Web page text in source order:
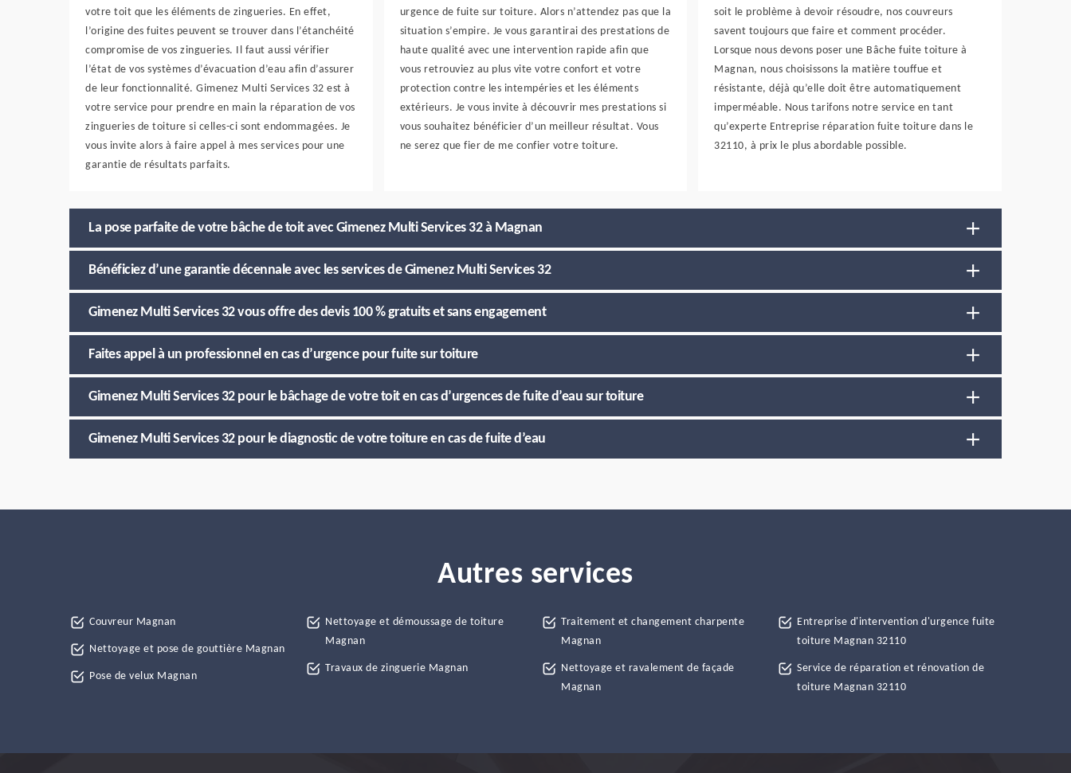
votre toit que les éléments de zingueries. En effet,
l’origine des fuites peuvent se trouver dans l’étanchéité
compromise de vos zingueries. Il faut aussi vérifier
l’état de vos systèmes d’évacuation d’eau afin d’assurer
de leur fonctionnalité. Gimenez Multi Services 32 est à
votre service pour prendre en main la réparation de vos
zingueries de toiture si celles-ci sont endommagées. Je
vous invite alors à faire appel à mes services pour une
garantie de résultats parfaits.
urgence de fuite sur toiture. Alors n’attendez pas que la
situation s’empire. Je vous garantirai des prestations de
haute qualité avec une intervention rapide afin que
vous retrouviez au plus vite votre confort et votre
protection contre les intempéries et les éléments
extérieurs. Je vous invite à découvrir mes prestations si
vous souhaitez bénéficier d’un meilleur résultat. Vous
ne serez que fier de me confier votre toiture.
soit le problème à devoir résoudre, nos couvreurs
savent toujours que faire et comment procéder.
Lorsque nous devons poser une Bâche fuite toiture à
Magnan, nous choisissons la matière touffue et
résistante, déjà qu’elle doit être automatiquement
imperméable. Nous tarifons notre service en tant
qu’experte Entreprise réparation fuite toiture dans le
32110, à prix le plus abordable possible.
La pose parfaite de votre bâche de toit avec Gimenez Multi Services 32 à Magnan
Bénéficiez d’une garantie décennale avec les services de Gimenez Multi Services 32
Gimenez Multi Services 32 vous offre des devis 100 % gratuits et sans engagement
Faites appel à un professionnel en cas d’urgence pour fuite sur toiture
Gimenez Multi Services 32 pour le bâchage de votre toit en cas d’urgences de fuite d’eau sur toiture
Gimenez Multi Services 32 pour le diagnostic de votre toiture en cas de fuite d’eau
Autres services
Couvreur Magnan
Nettoyage et pose de gouttière Magnan
Pose de velux Magnan
Nettoyage et démoussage de toiture
Magnan
Travaux de zinguerie Magnan
Traitement et changement charpente
Magnan
Nettoyage et ravalement de façade
Magnan
Entreprise d'intervention d'urgence fuite
toiture Magnan 32110
Service de réparation et rénovation de
toiture Magnan 32110